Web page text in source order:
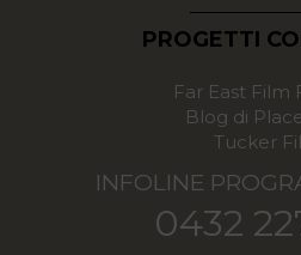
PROGETTI
Far East Film
Blog di
Tucker
INFOLINE
0432